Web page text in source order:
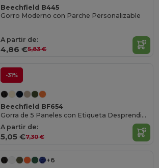
Beechfield B445
Gorro Moderno con Parche Personalizable
A partir de:
4,86 €5,83 €
-31%
Beechfield BF654
Gorra de 5 Paneles con Etiqueta Desprendible
A partir de:
5,05 €7,30 €
+6